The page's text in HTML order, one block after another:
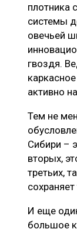
плотника
системы
овечьей
гвоздя.
активно
Тем не
Сибири –
вторых,
третьих,
И еще
большое